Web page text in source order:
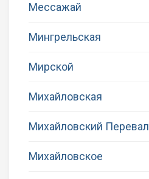
Мессажай
Мингрельская
Мирской
Михайловская
Михайловский Перевал
Михайловское